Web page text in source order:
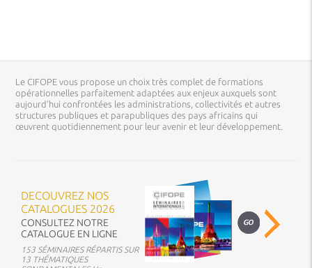
Le CIFOPE vous propose un choix très complet de formations
opérationnelles parfaitement adaptées aux enjeux auxquels sont
aujourd’hui confrontées les administrations, collectivités et autres
structures publiques et parapubliques des pays africains qui
œuvrent quotidiennement pour leur avenir et leur développement.
DECOUVREZ NOS
CATALOGUES 2026
CONSULTEZ NOTRE
CATALOGUE EN LIGNE
153 SÉMINAIRES RÉPARTIS SUR
13 THÉMATIQUES